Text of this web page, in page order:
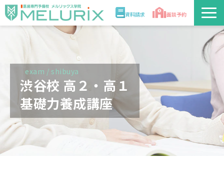
資料請求 面談予約
説明会/講座
校舎情報
入学案内
合格実績・合格体験記
講師
exam / shibuya
渋谷校 高２・高１
基礎力養成講座